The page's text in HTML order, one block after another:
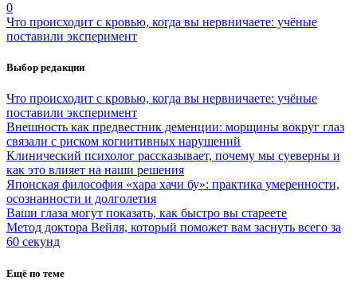
0
Что происходит с кровью, когда вы нервничаете: учёные
поставили эксперимент
Выбор редакции
Что происходит с кровью, когда вы нервничаете: учёные
поставили эксперимент
Внешность как предвестник деменции: морщины вокруг глаз
связали с риском когнитивных нарушений
Клинический психолог рассказывает, почему мы суеверны и
как это влияет на наши решения
Японская философия «хара хачи бу»: практика умеренности,
осознанности и долголетия
Ваши глаза могут показать, как быстро вы стареете
Метод доктора Вейля, который поможет вам заснуть всего за
60 секунд
Ещё по теме